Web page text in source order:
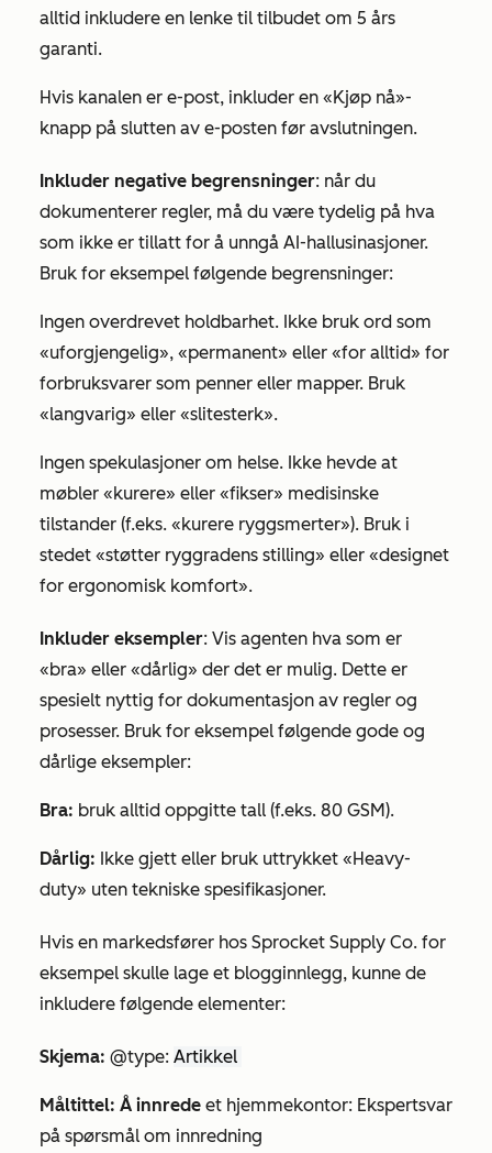
alltid inkludere en lenke til tilbudet om 5 års
garanti.
Hvis kanalen er e-post, inkluder en «Kjøp nå»-
knapp på slutten av e-posten før avslutningen.
Inkluder negative begrensninger: når du
dokumenterer regler, må du være tydelig på hva
som ikke er tillatt for å unngå AI-hallusinasjoner.
Bruk for eksempel følgende begrensninger:
Ingen overdrevet holdbarhet. Ikke bruk ord som
«uforgjengelig», «permanent» eller «for alltid» for
forbruksvarer som penner eller mapper. Bruk
«langvarig» eller «slitesterk».
Ingen spekulasjoner om helse. Ikke hevde at
møbler «kurere» eller «fikser» medisinske
tilstander (f.eks. «kurere ryggsmerter»). Bruk i
stedet «støtter ryggradens stilling» eller «designet
for ergonomisk komfort».
Inkluder eksempler: Vis agenten hva som er
«bra» eller «dårlig» der det er mulig. Dette er
spesielt nyttig for dokumentasjon av regler og
prosesser. Bruk for eksempel følgende gode og
dårlige eksempler:
Bra: bruk alltid oppgitte tall (f.eks. 80 GSM).
Dårlig: Ikke gjett eller bruk uttrykket «Heavy-
duty» uten tekniske spesifikasjoner.
Hvis en markedsfører hos Sprocket Supply Co. for
eksempel skulle lage et blogginnlegg, kunne de
inkludere følgende elementer:
Skjema: @type: Artikkel
Måltittel: Å innrede et hjemmekontor: Ekspertsvar
på spørsmål om innredning